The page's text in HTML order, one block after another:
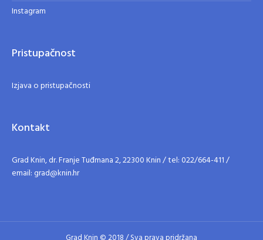
Instagram
Pristupačnost
Izjava o pristupačnosti
Kontakt
Grad Knin, dr. Franje Tuđmana 2, 22300 Knin / tel: 022/664-411 /
email: grad@knin.hr